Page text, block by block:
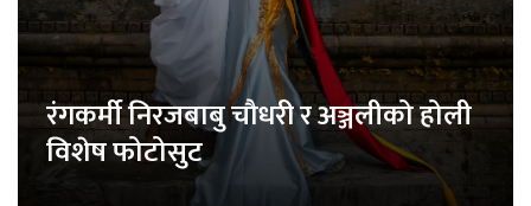
रंगकर्मी निरजबाबु चौधरी र अञ्जलीको होली
विशेष फोटोसुट